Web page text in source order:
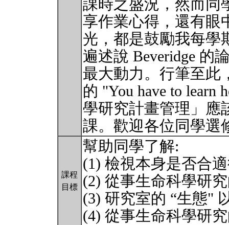
課時之盛況，然而同
享作業心得，還有眼
光，都是鼓勵我每學
遍述說 Beveridge 的
最大動力。行筆至此
的 "You have to learn
學研究計畫管理」應
課。歡迎各位同學
課程
目標
幫助同學了解:
(1) 檢視本身是否合
(2) 從事生命科學研
(3) 研究室的 “生態"
(4) 從事生命科學研